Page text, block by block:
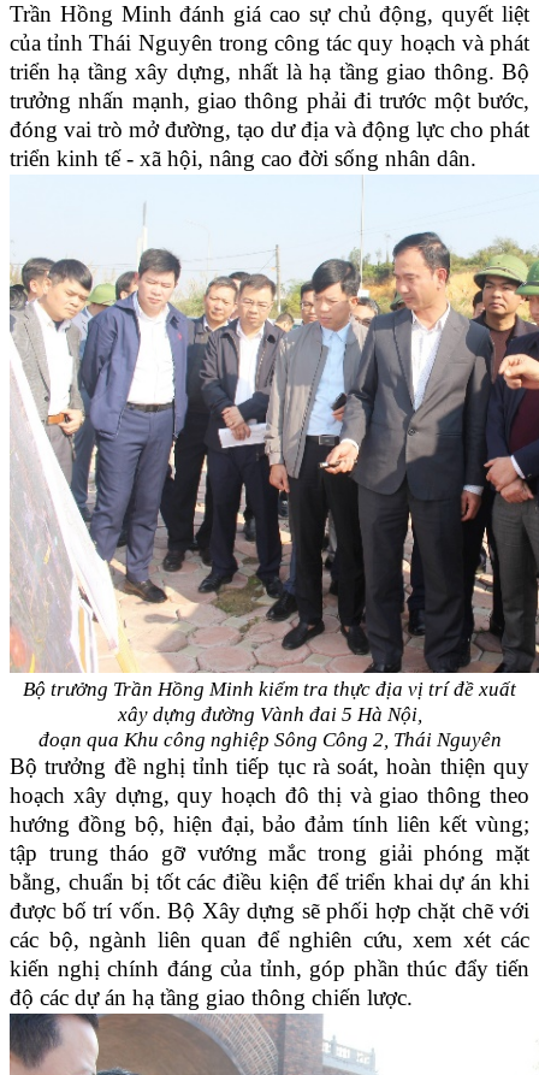
Trần Hồng Minh đánh giá cao sự chủ động, quyết liệt
của tỉnh Thái Nguyên trong công tác quy hoạch và phát
triển hạ tầng xây dựng, nhất là hạ tầng giao thông. Bộ
trưởng nhấn mạnh, giao thông phải đi trước một bước,
đóng vai trò mở đường, tạo dư địa và động lực cho phát
triển kinh tế - xã hội, nâng cao đời sống nhân dân.
Bộ trưởng Trần Hồng Minh kiểm tra thực địa vị trí đề xuất
xây dựng đường Vành đai 5 Hà Nội,
đoạn qua Khu công nghiệp Sông Công 2, Thái Nguyên
Bộ trưởng đề nghị tỉnh tiếp tục rà soát, hoàn thiện quy
hoạch xây dựng, quy hoạch đô thị và giao thông theo
hướng đồng bộ, hiện đại, bảo đảm tính liên kết vùng;
tập trung tháo gỡ vướng mắc trong giải phóng mặt
bằng, chuẩn bị tốt các điều kiện để triển khai dự án khi
được bố trí vốn. Bộ Xây dựng sẽ phối hợp chặt chẽ với
các bộ, ngành liên quan để nghiên cứu, xem xét các
kiến nghị chính đáng của tỉnh, góp phần thúc đẩy tiến
độ các dự án hạ tầng giao thông chiến lược.